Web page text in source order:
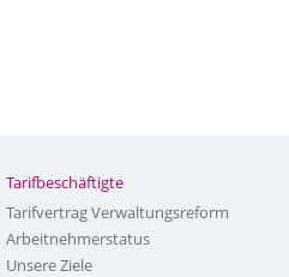
Tarifbeschäftigte
Tarifvertrag Verwaltungsreform
Arbeitnehmerstatus
Unsere Ziele